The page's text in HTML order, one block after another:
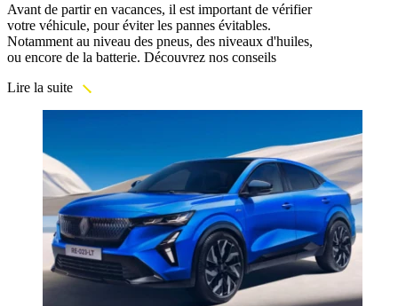
Avant de partir en vacances, il est important de vérifier
votre véhicule, pour éviter les pannes évitables.
Notamment au niveau des pneus, des niveaux d'huiles,
ou encore de la batterie. Découvrez nos conseils
Lire la suite